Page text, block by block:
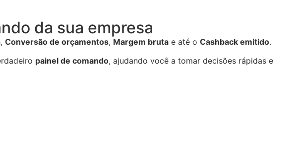
da sua empresa
, Conversão de orçamentos, Margem bruta e até o Cashback emitido.
painel de comando, ajudando você a tomar decisões rápidas e